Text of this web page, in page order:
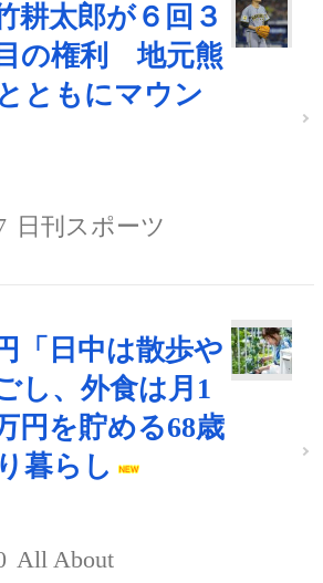
耕太郎が６回３
の権利 地元熊
ともにマウン
日刊スポーツ
「日中は散歩や
し、外食は月1
円を貯める68歳
暮らし
All About